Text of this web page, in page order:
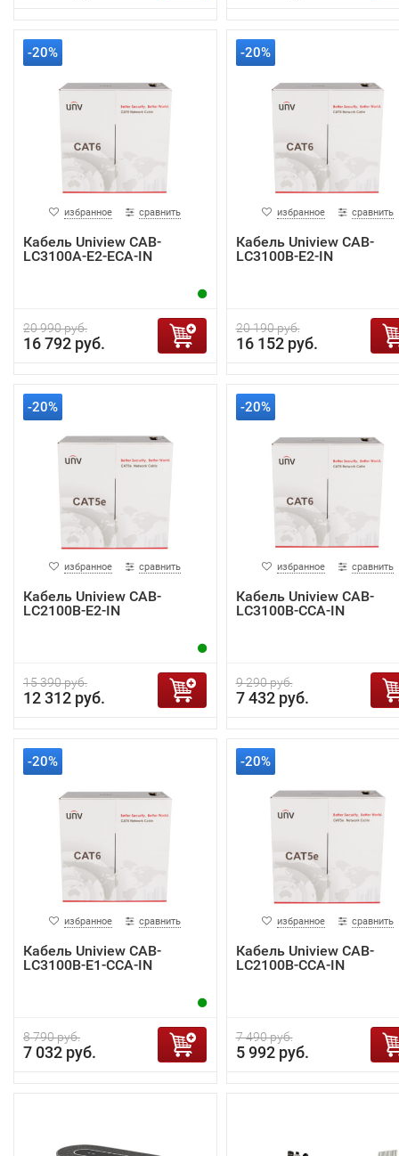
-20%
избранное сравнить
Кабель Uniview CAB-
LC3100A-E2-ECA-IN
20 990 руб.
16 792 руб.
-20%
избранное сравнить
Кабель Uniview CAB-
LC3100B-E2-IN
20 190 руб.
16 152 руб.
-20%
избранное сравнить
Кабель Uniview CAB-
LC2100B-E2-IN
15 390 руб.
12 312 руб.
-20%
избранное сравнить
Кабель Uniview CAB-
LC3100B-CCA-IN
9 290 руб.
7 432 руб.
-20%
избранное сравнить
Кабель Uniview CAB-
LC3100B-E1-CCA-IN
8 790 руб.
7 032 руб.
-20%
избранное сравнить
Кабель Uniview CAB-
LC2100B-CCA-IN
7 490 руб.
5 992 руб.